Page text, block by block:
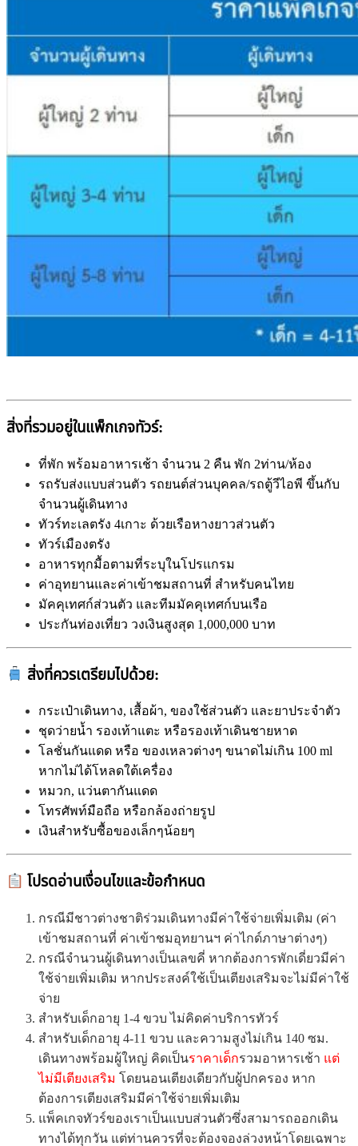
สิ่งที่รวมอยู่ในแพ็กเกจทัวร์:
ที่พัก พร้อมอาหารเช้า จำนวน 2 คืน พัก 2ท่าน/ห้อง
รถรับส่งแบบส่วนตัว รถยนต์ส่วนบุคคล/รถตู้วีไอพี ขึ้นกับ
จำนวนผู้เดินทาง
ทัวร์ทะเลตรัง 4เกาะ ด้วยเรือหางยาวส่วนตัว
ทัวร์เมืองตรัง
อาหารทุกมื้อตามที่ระบุในโปรแกรม
ค่าอุทยานและค่าเข้าชมสถานที่ สำหรับคนไทย
มัคคุเทศก์ส่วนตัว และทีมมัคคุเทศก์บนเรือ
ประกันท่องเที่ยว วงเงินสูงสุด 1,000,000 บาท
สิ่งที่ควรเตรียมไปด้วย:
กระเป๋าเดินทาง, เสื้อผ้า, ของใช้ส่วนตัว และยาประจำตัว
ชุดว่ายน้ำ รองเท้าแตะ หรือรองเท้าเดินชายหาด
โลชั่นกันแดด หรือ ของเหลวต่างๆ ขนาดไม่เกิน 100 ml
หากไม่ได้โหลดใต้เครื่อง
หมวก, แว่นตากันแดด
โทรศัพท์มือถือ หรือกล้องถ่ายรูป
เงินสำหรับซื้อของเล็กๆน้อยๆ
โปรดอ่านเงื่อนไขและข้อกำหนด
กรณีมีชาวต่างชาติร่วมเดินทางมีค่าใช้จ่ายเพิ่มเติม (ค่า
เข้าชมสถานที่ ค่าเข้าชมอุทยานฯ ค่าไกด์ภาษาต่างๆ)
กรณีจำนวนผู้เดินทางเป็นเลขคี่ หากต้องการพักเดี่ยวมีค่า
ใช้จ่ายเพิ่มเติม หากประสงค์ใช้เป็นเตียงเสริมจะไม่มีค่าใช้
จ่าย
สำหรับเด็กอายุ 1-4 ขวบ ไม่คิดค่าบริการทัวร์
สำหรับเด็กอายุ 4-11 ขวบ และความสูงไม่เกิน 140 ซม.
เดินทางพร้อมผู้ใหญ่ คิดเป็นราคาเด็กรวมอาหารเช้า แต่
ไม่มีเตียงเสริม โดยนอนเตียงเดียวกับผู้ปกครอง หาก
ต้องการเตียงเสริมมีค่าใช้จ่ายเพิ่มเติม
แพ็คเกจทัวร์ของเราเป็นแบบส่วนตัวซึ่งสามารถออกเดิน
ทางได้ทุกวัน แต่ท่านควรที่จะต้องจองล่วงหน้าโดยเฉพาะ